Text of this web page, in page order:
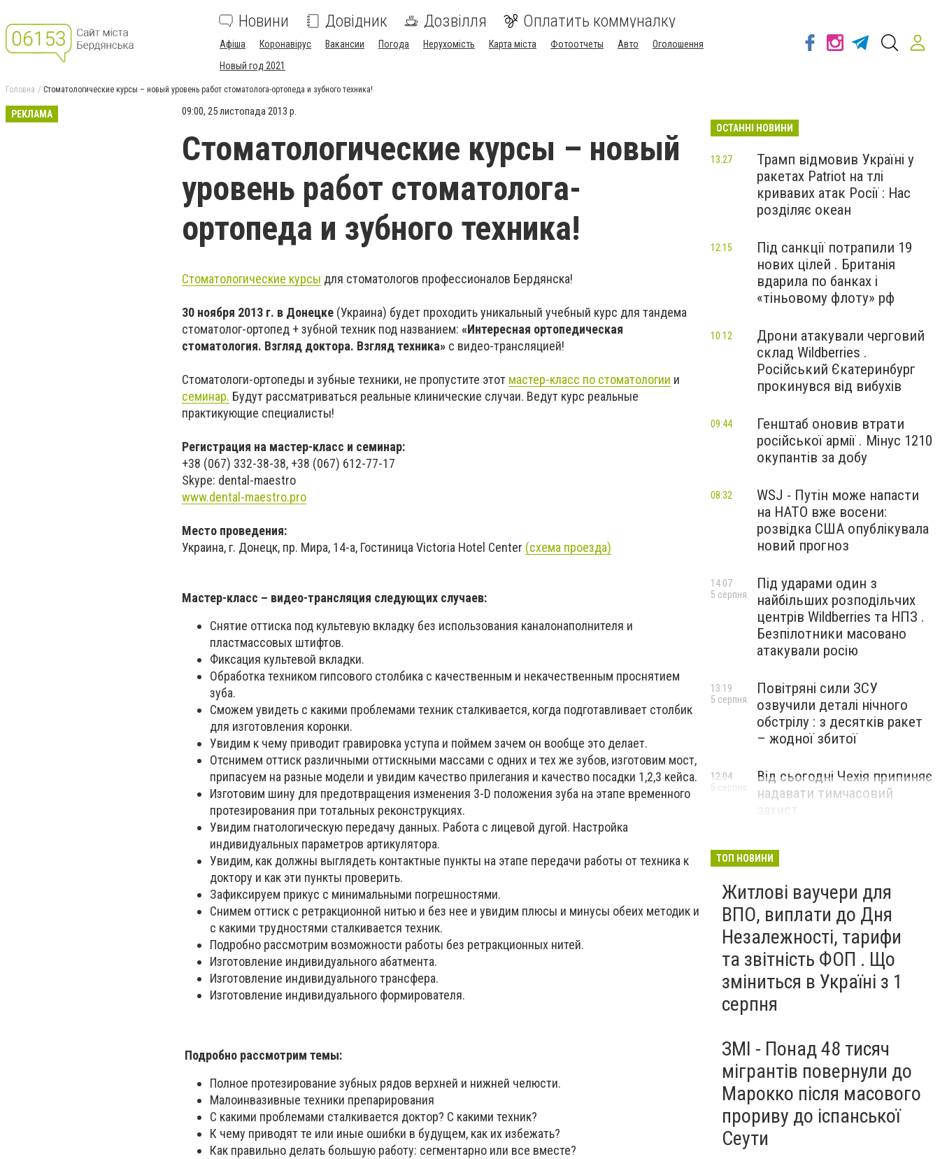
Новини Довідник Дозвілля Оплатить коммуналку
Афіша Коронавірус Вакансии Погода Нерухомість Карта міста Фотоотчеты Авто
Оголошення
Новый год 2021
Головна Стоматологические курсы – новый уровень работ стоматолога-ортопеда и зубного техника!
РЕКЛАМА 09:00, 25 листопада 2013 р.
Стоматологические курсы – новый
уровень работ стоматолога-
ортопеда и зубного техника!
Стоматологические курсы для стоматологов профессионалов Бердянска!
30 ноября 2013 г. в Донецке (Украина) будет проходить уникальный учебный курс для тандема
стоматолог-ортопед + зубной техник под названием: «Интересная ортопедическая
стоматология. Взгляд доктора. Взгляд техника» с видео-трансляцией!
Стоматологи-ортопеды и зубные техники, не пропустите этот мастер-класс по стоматологии и
семинар. Будут рассматриваться реальные клинические случаи. Ведут курс реальные
практикующие специалисты!
Регистрация на мастер-класс и семинар:
+38 (067) 332-38-38, +38 (067) 612-77-17
Skype: dental-maestro
www.dental-maestro.pro
Место проведения:
Украина, г. Донецк, пр. Мира, 14-а, Гостиница Victoria Hotel Center (схема проезда)
Мастер-класс – видео-трансляция следующих случаев:
Снятие оттиска под культевую вкладку без использования каналонаполнителя и
пластмассовых штифтов.
Фиксация культевой вкладки.
Обработка техником гипсового столбика с качественным и некачественным проснятием
зуба.
Сможем увидеть с какими проблемами техник сталкивается, когда подготавливает столбик
для изготовления коронки.
Увидим к чему приводит гравировка уступа и поймем зачем он вообще это делает.
Отснимем оттиск различными оттискными массами с одних и тех же зубов, изготовим мост,
припасуем на разные модели и увидим качество прилегания и качество посадки 1,2,3 кейса.
Изготовим шину для предотвращения изменения 3-D положения зуба на этапе временного
протезирования при тотальных реконструкциях.
Увидим гнатологическую передачу данных. Работа с лицевой дугой. Настройка
индивидуальных параметров артикулятора.
Увидим, как должны выглядеть контактные пункты на этапе передачи работы от техника к
доктору и как эти пункты проверить.
Зафиксируем прикус с минимальными погрешностями.
Снимем оттиск с ретракционной нитью и без нее и увидим плюсы и минусы обеих методик и
с какими трудностями сталкивается техник.
Подробно рассмотрим возможности работы без ретракционных нитей.
Изготовление индивидуального абатмента.
Изготовление индивидуального трансфера.
Изготовление индивидуального формирователя.
Подробно рассмотрим темы:
Полное протезирование зубных рядов верхней и нижней челюсти.
Малоинвазивные техники препарирования
С какими проблемами сталкивается доктор? С какими техник?
К чему приводят те или иные ошибки в будущем, как их избежать?
Как правильно делать большую работу: сегментарно или все вместе?
ОСТАННІ НОВИНИ
Трамп відмовив Україні у
ракетах Patriot на тлі
кривавих атак Росії : Нас
розділяє океан
13:27
Під санкції потрапили 19
нових цілей . Британія
вдарила по банках і
«тіньовому флоту» рф
12:15
Дрони атакували черговий
склад Wildberries .
Російський Єкатеринбург
прокинувся від вибухів
10:12
Генштаб оновив втрати
російської армії . Мінус 1210
окупантів за добу
09:44
WSJ - Путін може напасти
на НАТО вже восени:
розвідка США опублікувала
новий прогноз
08:32
Під ударами один з
найбільших розподільчих
центрів Wildberries та НПЗ .
Безпілотники масовано
атакували росію
14:07
5 серпня
Повітряні сили ЗСУ
озвучили деталі нічного
обстрілу : з десятків ракет
– жодної збитої
13:19
5 серпня
Від сьогодні Чехія припиняє
надавати тимчасовий
12:04
5 серпня
ТОП НОВИНИ
Житлові ваучери для
ВПО, виплати до Дня
Незалежності, тарифи
та звітність ФОП . Що
зміниться в Україні з 1
серпня
ЗМІ - Понад 48 тисяч
мігрантів повернули до
Марокко після масового
прориву до іспанської
Сеути